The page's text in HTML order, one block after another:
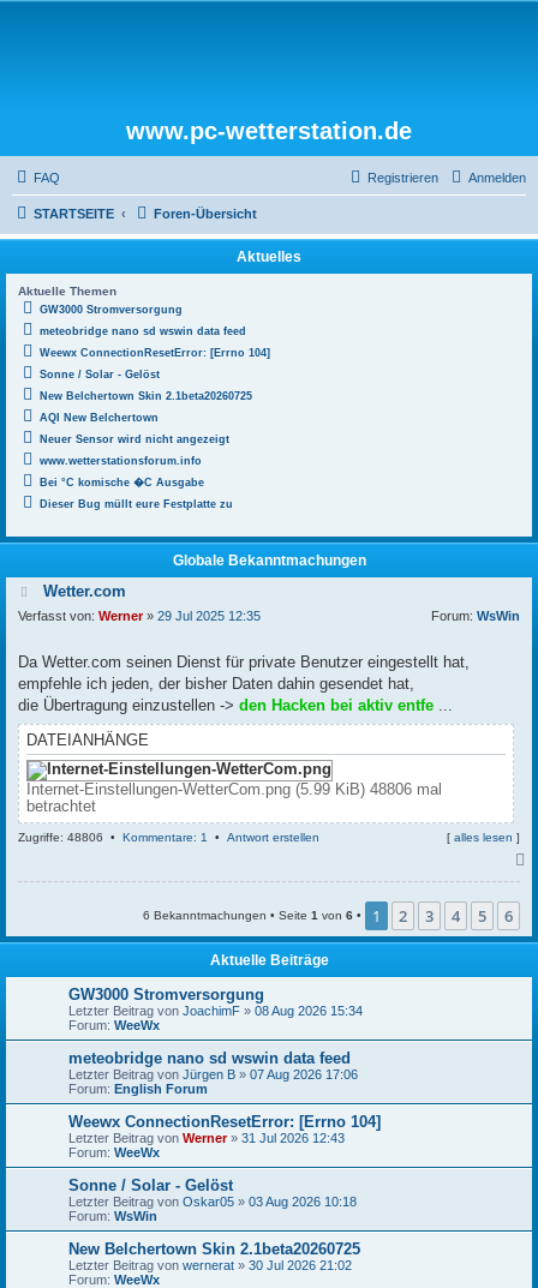
www.pc-wetterstation.de
FAQ Anmelden
Registrieren
STARTSEITE Foren-Übersicht
Aktuelles
Aktuelle Themen
GW3000 Stromversorgung
meteobridge nano sd wswin data feed
Weewx ConnectionResetError: [Errno 104]
Sonne / Solar - Gelöst
New Belchertown Skin 2.1beta20260725
AQI New Belchertown
Neuer Sensor wird nicht angezeigt
www.wetterstationsforum.info
Bei °C komische �C Ausgabe
Dieser Bug müllt eure Festplatte zu
Globale Bekanntmachungen
Wetter.com
Verfasst von: Werner» 29 Jul 2025 12:35 Forum: WsWin
Da Wetter.com seinen Dienst für private Benutzer eingestellt hat,
empfehle ich jeden, der bisher Daten dahin gesendet hat,
die Übertragung einzustellen -> den Hacken bei aktiv entfe ...
DATEIANHÄNGE
Internet-Einstellungen-WetterCom.png (5.99 KiB) 48806 mal
betrachtet
Zugriffe: 48806 • Kommentare: 1 • Antwort erstellen [ alles lesen ]
b
n
6 Bekanntmachungen • Seite 1 von 6 • 1 2 3 4 5 6
Aktuelle Beiträge
GW3000 Stromversorgung
Letzter Beitrag von JoachimF » 08 Aug 2026 15:34
Forum: WeeWx
meteobridge nano sd wswin data feed
Letzter Beitrag von Jürgen B » 07 Aug 2026 17:06
Forum: English Forum
Weewx ConnectionResetError: [Errno 104]
Letzter Beitrag von Werner» 31 Jul 2026 12:43
Forum: WeeWx
Sonne / Solar - Gelöst
Letzter Beitrag von Oskar05 » 03 Aug 2026 10:18
Forum: WsWin
New Belchertown Skin 2.1beta20260725
Letzter Beitrag von wernerat » 30 Jul 2026 21:02
Forum: WeeWx